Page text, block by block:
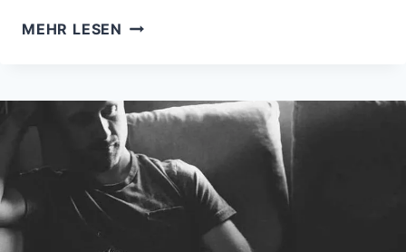
MEHR LESEN EIN
GIFTIGEN
EX:
DANKE,
DASS
DU